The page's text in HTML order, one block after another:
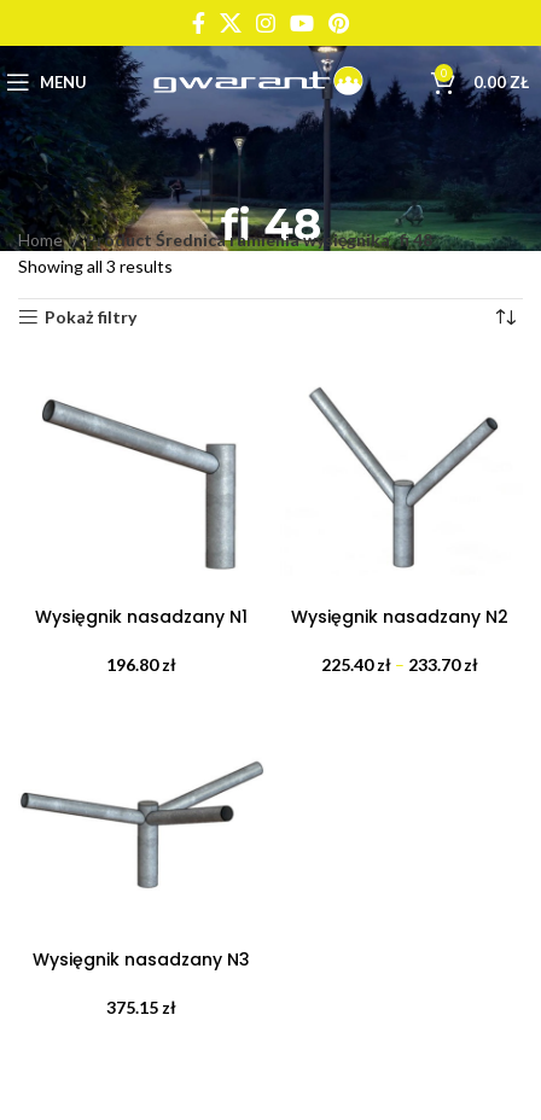
MENU 0 0.00ZŁ
fi 48
Home Product Średnica ramienia wysięgnika fi 48
Showing all 3 results
Pokaż filtry
Wysięgnik nasadzany N1
196.80zł
Wysięgnik nasadzany N2
225.40zł – 233.70zł
Wysięgnik nasadzany N3
375.15 zł